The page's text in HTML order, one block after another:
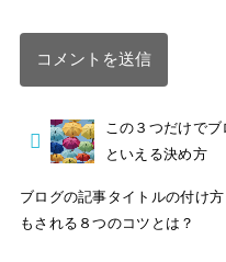
この３つだけで
といえる決め方
ブログの記事タイトルの付け
もされる８つのコツとは？